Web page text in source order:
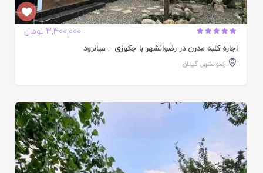
3,400,000 تومان
اجاره کلبه مدرن در رضوانشهر با جکوزی – میانرود
رضوانشهر,گیلان